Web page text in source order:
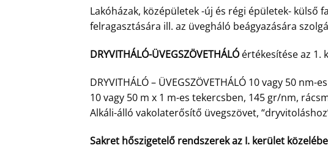
Lakóházak, középületek -új és régi épületek-
felragasztására ill. az üvegháló beágyazására
DRYVITHÁLÓ-ÜVEGSZÖVETHÁLÓértékesítése az 1.
DRYVITHÁLÓ – ÜVEGSZÖVETHÁLÓ 10 vagy 50 nm-
10 vagy 50 m x 1 m-es tekercsben, 145 gr/nm,
Alkáli-álló vakolaterősítő üvegszövet,
Sakret hőszigetelő rendszerek az I. kerület